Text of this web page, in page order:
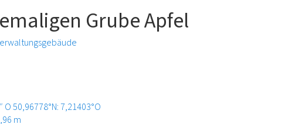
Grube Apfel
O50,96778°N: 7,21403°O
m